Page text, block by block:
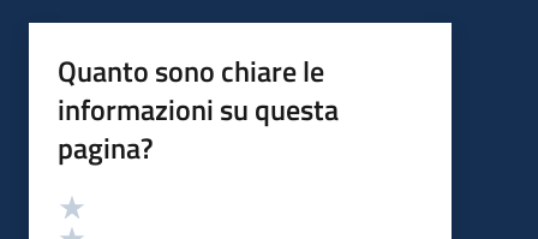
Quanto sono chiare le
informazioni su questa
pagina?
Valutazione